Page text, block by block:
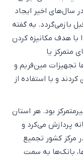
سال‌های اخیر ایجاد
بازمی‌گردد. به گفته
او، صنعت بانکداری ایران از اوایل دهه ۱۳۷۰ با هدف مکانیزه کردن
متمرکز یا
تجهیزات مین‌فریم و
و با استفاده از
بود. هر استان
پردازش می‌کرد و
مرکز کشور تجمیع
بانک‌ها به سمت